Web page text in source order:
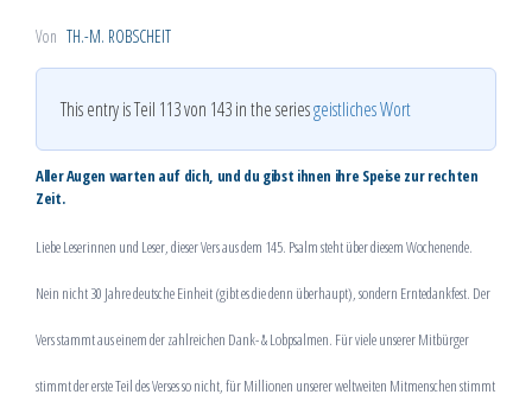
Von TH.-M. ROBSCHEIT
This entry is Teil 113 von 143 in the seriesgeistliches Wort
Aller Augen warten auf dich, und du gibst ihnen ihre Speise zur rechten
Zeit.
Liebe Leserinnen und Leser, dieser Vers aus dem 145. Psalmsteht über diesem Wochenende.
Nein nicht 30 Jahre deutsche Einheit (gibt es die denn überhaupt), sondern Erntedankfest. Der
Vers stammt aus einem der zahlreichen Dank- & Lobpsalmen. Für viele unserer Mitbürger
stimmt der erste Teil des Verses so nicht, fürMillionen unserer weltweiten Mitmenschen stimmt